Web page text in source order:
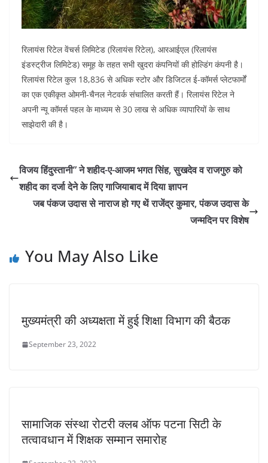
रिलायंस रिटेल वेंचर्स लिमिटेड (रिलायंस रिटेल), आरआईएल (रिलायंस
इंडस्ट्रीज लिमिटेड) समूह के तहत सभी खुदरा कंपनियों की होल्डिंग कंपनी है।
रिलायंस रिटेल कुल 18,836 से अधिक स्टोर और डिजिटल ई-कॉमर्स प्लेटफार्मों
का एक एकीकृत ओमनी-चैनल नेटवर्क संचालित करती हैं। रिलायंस रिटेल ने
अपनी न्यू कॉमर्स पहल के माध्यम से 30 लाख से अधिक व्यापारियों के साथ
साझेदारी की है।
विजय हिंदुस्तानी” ने शहीद-ए-आजम भगत सिंह, सुखदेव व राजगुरु को
शहीद का दर्जा देने के लिए गाजियाबाद में दिया ज्ञापन
जब पंकज उदास से नाराज हो गए थें राजेंद्र कुमार, पंकज उदास के
जन्मदिन पर विशेष
You May Also Like
मुख्यमंत्री की अध्यक्षता में हुई शिक्षा विभाग की बैठक
September 23, 2022
सामाजिक संस्था रोटरी क्लब ऑफ पटना सिटी के
तत्वावधान में शिक्षक सम्मान समारोह